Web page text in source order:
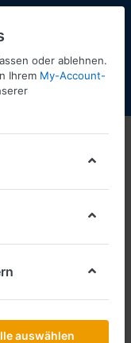
oder ablehnen.
Ihrem My-Account-
auswählen